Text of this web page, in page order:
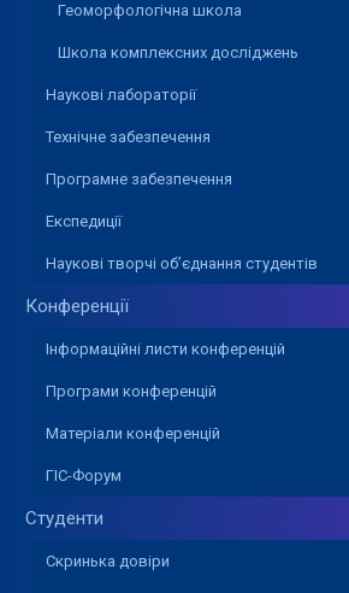
Геоморфологічна школа
Школа комплексних досліджень
Наукові лабораторії
Технічне забезпечення
Програмне забезпечення
Експедиції
Наукові творчі об’єднання студентів
Конференції
Інформаційні листи конференцій
Програми конференцій
Матеріали конференцій
ГІС-Форум
Студенти
Скринька довіри